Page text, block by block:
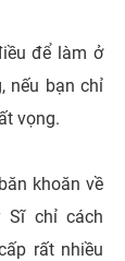
để làm ở
nếu bạn chỉ
vọng.
khoăn về
Sĩ chỉ cách
rất nhiều